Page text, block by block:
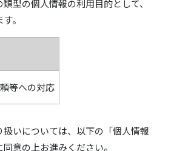
型の個人情報の利用目的として、
。
等への対応
いについては、以下の「個人情報
意の上お進みください。